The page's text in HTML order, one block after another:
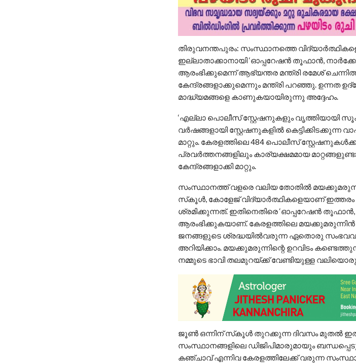
തിരുവനന്തപുരം: സംസ്ഥാനത്തെ വിദ്യാർത്ഥികളെ
ഇല്ലാതാക്കാനായി ‘ഓപ്പറേഷൻ തൂഫാൻ,
ആരംഭിക്കുമെന്ന് ആഭ്യന്തര മന്ത്രി രമേശ്
കേന്ദ്രങ്ങളാക്കുമെന്നും മന്ത്രി പറഞ്ഞു.
മാദ്ധ്യമങ്ങളെ കാണുകയായിരുന്നു അദ്ദേഹം.
‘എല്ലാ പൊലീസ് സ്റ്റേഷനുകളും വൃത്തിയായി
വർഷങ്ങളായി സ്റ്റേഷനുകളിൽ
മാറ്റും. കേരളത്തിലെ 484 പൊലീസ്
പ്രവർത്തനങ്ങളിലും കാര്യക്ഷമമായ
കേന്ദ്രങ്ങളാക്കി മാറ്റും.
സംസ്ഥാനത്ത് വളരെ വലിയ തോതിൽ മയക്കുമരുന്ന്
സ്‌കൂൾ, കോളേജ് വിദ്യാർത്ഥികളെയാണ്
ശ്രമിക്കുന്നത്. ഇതിനെതിരെ ‘ഓപ്പറേഷൻ
ആരംഭിക്കുകയാണ്. കേരളത്തിലെ
ജനങ്ങളുടെ ശ്രദ്ധയിൽവരുന്ന ഏതൊരു
അറിയിക്കാം. മയക്കുമരുന്നിന്റെ ഉറവിടം
നമ്മുടെ ഭാവി തലമുറയ്ക്ക് വേണ്ടിയുള്ള
ജൂൺ ഒന്നിന് സ്‌കൂൾ തുറക്കുന്ന ദിവസം മുതൽ ഇത്
സംസ്ഥാനങ്ങളിലെ ഡിജിപിമാരുമായും
കഞ്ചാവ് എന്നിവ കേരളത്തിലേക്ക് വരുന്ന